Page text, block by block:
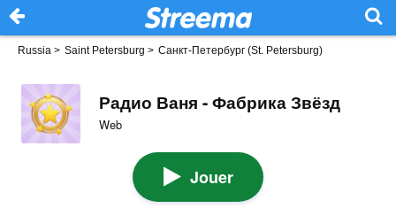
Russia > Saint Petersburg > Санкт-Петербург (St. Petersburg)
Радио Ваня - Фабрика Звёзд
Web
Jouer